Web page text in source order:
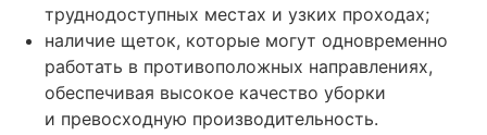
труднодоступных местах и узких проходах;
наличие щеток, которые могут одновременно
работать в противоположных направлениях,
обеспечивая высокое качество уборки
и превосходную производительность.